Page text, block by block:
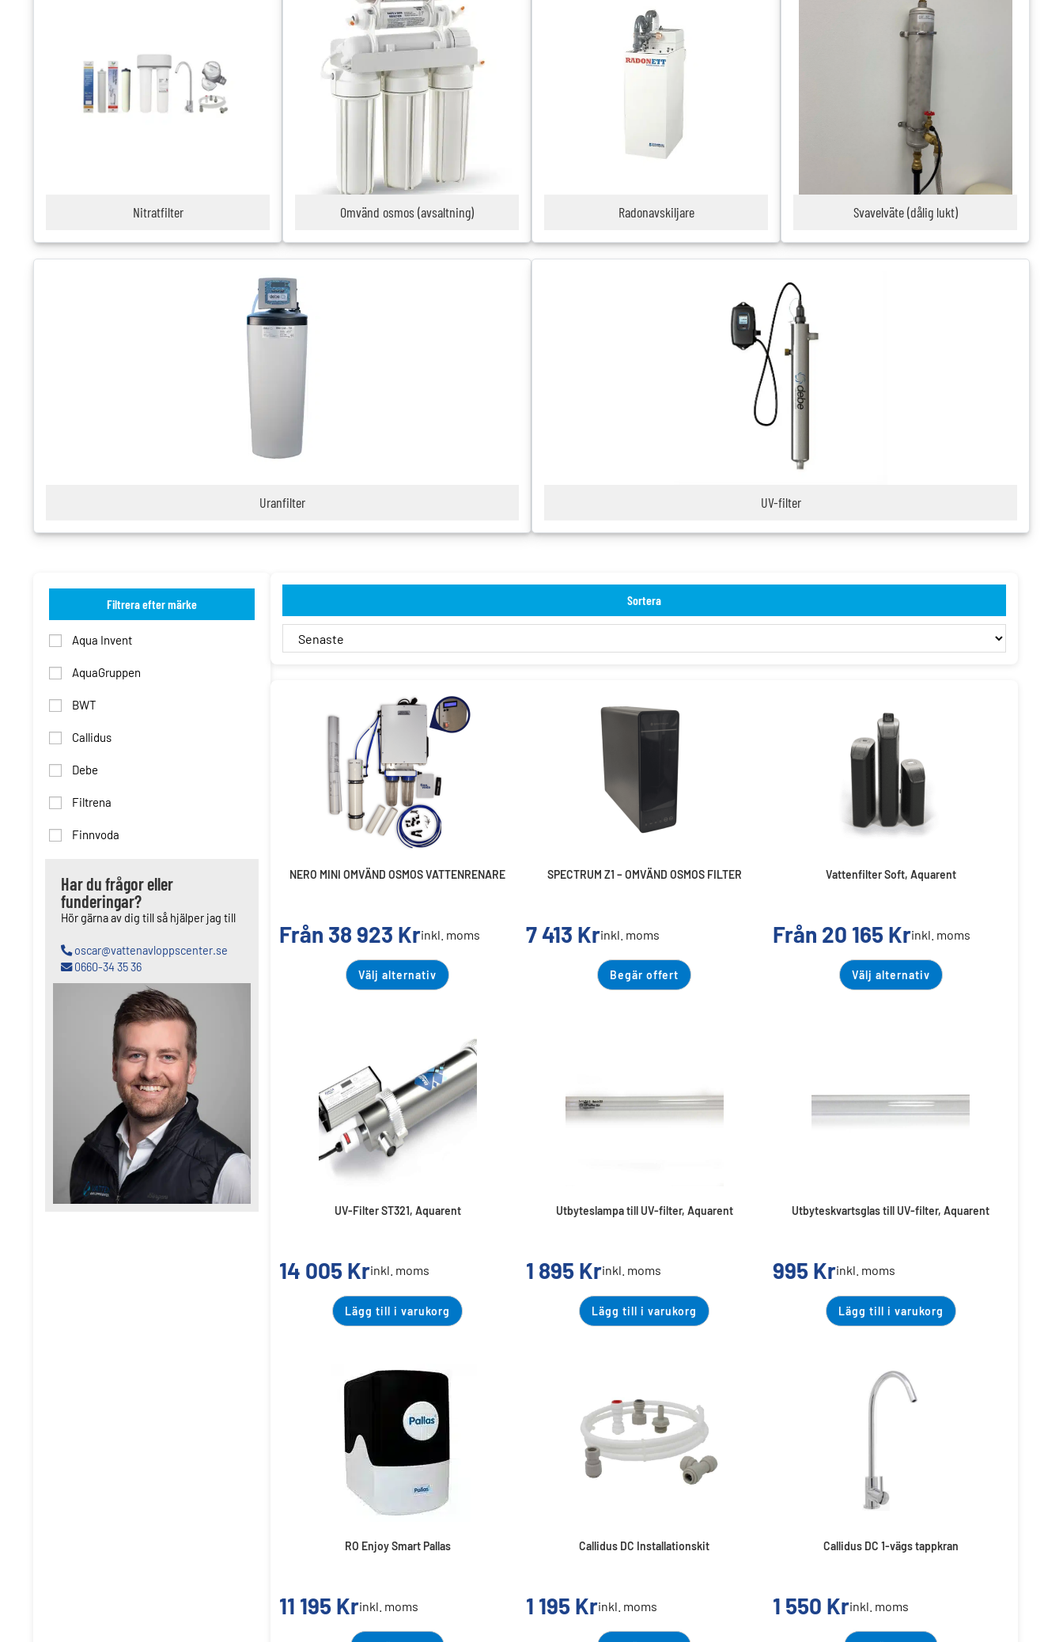
Nitratfilter Omvänd osmos (avsaltning) Radonavskiljare Svavelväte (dålig lukt)
Uranfilter UV-filter
Filtrera efter märke
Aqua Invent
AquaGruppen
BWT
Callidus
Debe
Filtrena
Finnvoda
Har du frågor eller
funderingar?
Hör gärna av dig till så hjälper jag till
oscar@vattenavloppscenter.se
0660-34 35 36
Sortera
NERO MINI OMVÄND OSMOS VATTENRENARE
Från 38 923 Krinkl. moms
Välj alternativ
SPECTRUM Z1 – OMVÄND OSMOS FILTER
7 413 Krinkl. moms
Begär offert
Vattenfilter Soft, Aquarent
Från 20 165 Krinkl. moms
Välj alternativ
UV-Filter ST321, Aquarent
14 005 Krinkl. moms
Lägg till i varukorg
Utbyteslampa till UV-filter, Aquarent
1 895 Krinkl. moms
Lägg till i varukorg
Utbyteskvartsglas till UV-filter, Aquarent
995 Krinkl. moms
Lägg till i varukorg
RO Enjoy Smart Pallas
11 195 Krinkl. moms
Callidus DC Installationskit
1 195 Krinkl. moms
Callidus DC 1-vägs tappkran
1 550 Krinkl. moms